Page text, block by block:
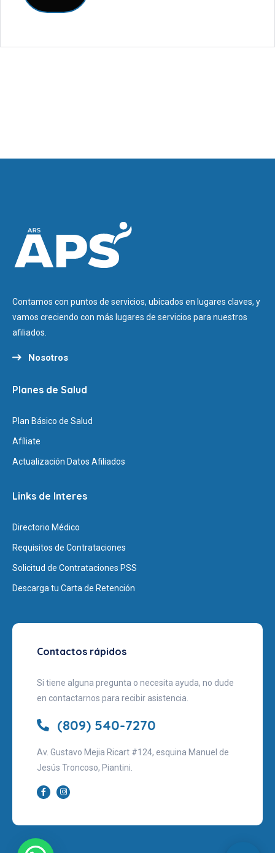
Contamos con puntos de servicios, ubicados en lugares claves, y
vamos creciendo con más lugares de servicios para nuestros
afiliados.
Nosotros
Planes de Salud
Plan Básico de Salud
Afíliate
Actualización Datos Afiliados
Links de Interes
Directorio Médico
Requisitos de Contrataciones
Solicitud de Contrataciones PSS
Descarga tu Carta de Retención
Contactos rápidos
Si tiene alguna pregunta o necesita ayuda, no dude
en contactarnos para recibir asistencia.
(809) 540-7270
Av. Gustavo Mejia Ricart #124, esquina Manuel de
Jesús Troncoso, Piantini.